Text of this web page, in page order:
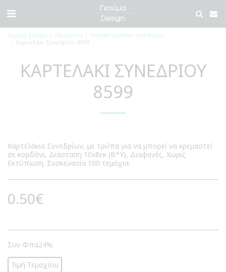
Αρχική Σελίδα Προϊόντα
Hotels-Summer and Beach
Καρτελάκι Συνεδρίου 8599
ΚΑΡΤΕΛΆΚΙ ΣΥΝΕΔΡΊΟΥ
8599
Καρτελάκια Συνεδρίων, με τρύπα για να μπορεί να κρεμαστεί
σε κορδόνι, Διάσταση 10x8εκ (Β*Υ), Διαφανές, Χωρίς
Εκτύπωση. Συσκευασία 100 τεμάχια.
0.50€
Συν Φπα24%:
Τιμή Τεμαχίου